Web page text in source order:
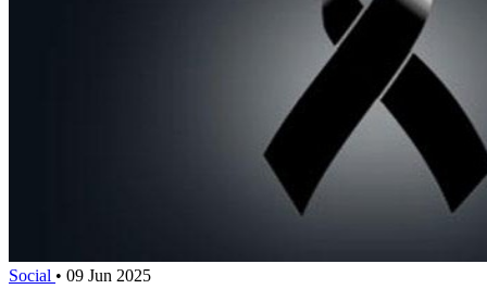
Social • 09 Jun 2025